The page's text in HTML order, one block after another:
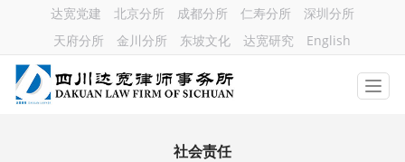
达宽党建 北京分所 成都分所 仁寿分所
深圳分所
天府分所
金川分所 东坡文化 达宽研究 English
社会责任